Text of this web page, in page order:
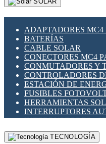
ADAPTADORES MC4
BATERÍAS
CABLE SOLAR
CONECTORES MC4
CONMUTADORES Y
CONTROLADORES
ESTACIÓN DE
FUSIBLES
HERRAMIENTAS
INTERRUPTORES
INTERRUPTORES -
FOTOVOLTÁICOS
MONTAJE PANEL
TECNOLOGÍA